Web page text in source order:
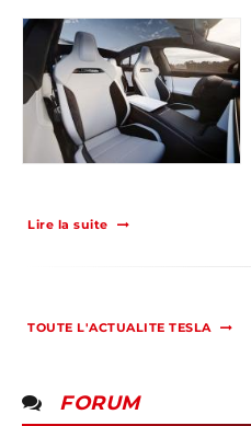
Lire la suite
TOUTE L'ACTUALITE TESLA
FORUM